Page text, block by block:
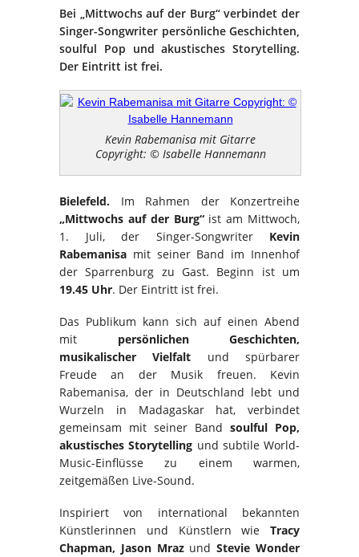
Bei „Mittwochs auf der Burg“ verbindet der
Singer-Songwriter persönliche Geschichten,
soulful Pop und akustisches Storytelling.
Der Eintritt ist frei.
Kevin Rabemanisa mit Gitarre
Copyright: © Isabelle Hannemann
Bielefeld. Im Rahmen der Konzertreihe
„Mittwochs auf der Burg“ist am Mittwoch,
1. Juli, der Singer-Songwriter Kevin
Rabemanisa mit seiner Band im Innenhof
der Sparrenburg zu Gast. Beginn ist um
19.45 Uhr. Der Eintritt ist frei.
Das Publikum kann sich auf einen Abend
mit persönlichen Geschichten,
musikalischer Vielfalt und spürbarer
Freude an der Musik freuen. Kevin
Rabemanisa, der in Deutschland lebt und
Wurzeln in Madagaskar hat, verbindet
gemeinsam mit seiner Band soulful Pop,
akustisches Storytelling und subtile World-
Music-Einflüsse zu einem warmen,
zeitgemäßen Live-Sound.
Inspiriert von international bekannten
Künstlerinnen und Künstlern wie Tracy
Chapman, Jason MrazundStevie Wonder